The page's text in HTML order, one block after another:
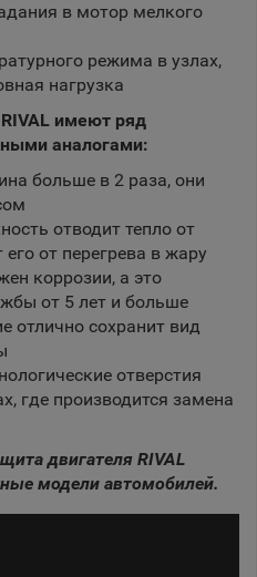
в мотор мелкого
режима в узлах,
нагрузка
имеют ряд
аналогами:
больше в 2 раза, они
отводит тепло от
его от перегрева в жару
коррозии, а это
от 5 лет и больше
отлично сохранит вид
отверстия
где производится замена
двигателя RIVAL
модели автомобилей.